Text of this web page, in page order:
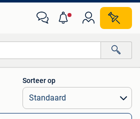
Alle afstanden…
Sorteer op